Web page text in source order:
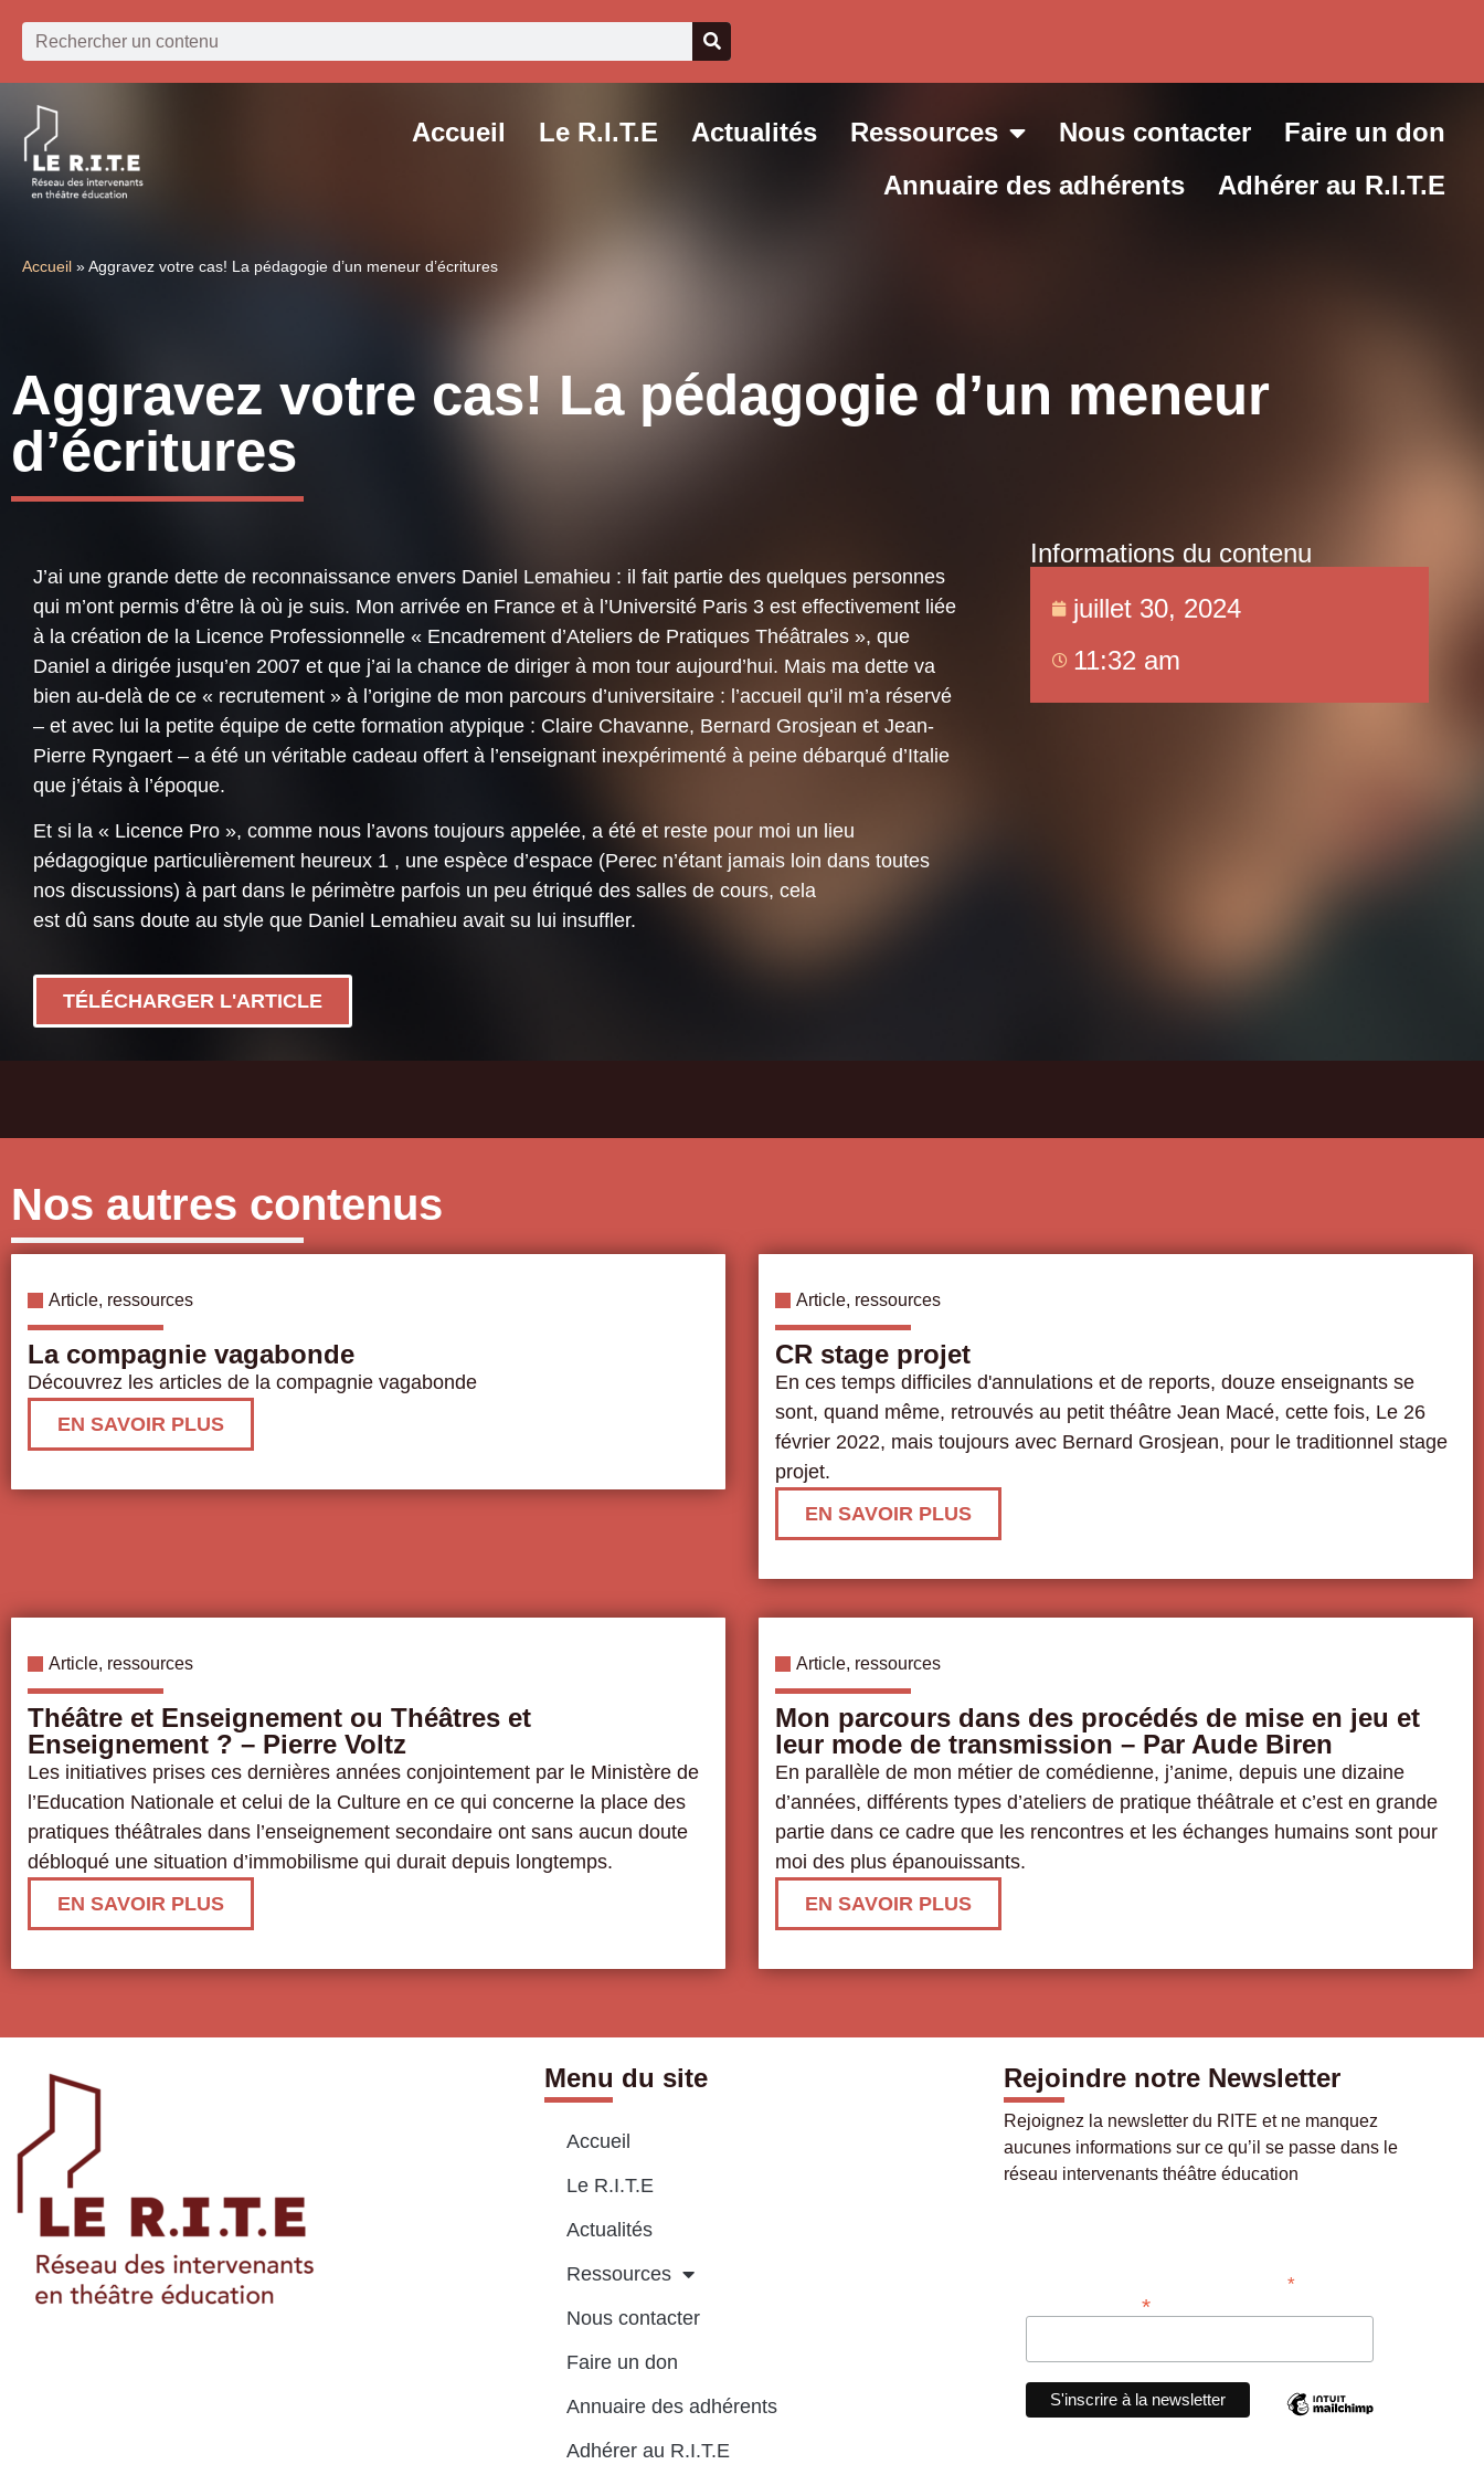
Accueil Le R.I.T.E Actualités Ressources Nous contacter
Faire un don
Annuaire des adhérents
Adhérer au R.I.T.E
Accueil »Aggravez votre cas! La pédagogie d’un meneur d’écritures
Aggravez votre cas! La pédagogie d’un meneur
d’écritures
J’ai une grande dette de reconnaissance envers Daniel Lemahieu : il fait partie des quelques personnes
qui m’ont permis d’être là où je suis. Mon arrivée en France et à l’Université Paris 3 est effectivement liée
à la création de la Licence Professionnelle « Encadrement d’Ateliers de Pratiques Théâtrales », que
Daniel a dirigée jusqu’en 2007 et que j’ai la chance de diriger à mon tour aujourd’hui. Mais ma dette va
bien au-delà de ce « recrutement » à l’origine de mon parcours d’universitaire : l’accueil qu’il m’a réservé
– et avec lui la petite équipe de cette formation atypique : Claire Chavanne, Bernard Grosjean et Jean-
Pierre Ryngaert – a été un véritable cadeau offert à l’enseignant inexpérimenté à peine débarqué d’Italie
que j’étais à l’époque.
Et si la « Licence Pro », comme nous l’avons toujours appelée, a été et reste pour moi un lieu
pédagogique particulièrement heureux 1 , une espèce d’espace (Perec n’étant jamais loin dans toutes
nos discussions) à part dans le périmètre parfois un peu étriqué des salles de cours, cela
est dû sans doute au style que Daniel Lemahieu avait su lui insuffler.
TÉLÉCHARGER L'ARTICLE
Informations du contenu
juillet 30, 2024
11:32 am
Nos autres contenus
Article, ressources
La compagnie vagabonde
Découvrez les articles de la compagnie vagabonde
EN SAVOIR PLUS
Article, ressources
CR stage projet
En ces temps difficiles d'annulations et de reports, douze enseignants se
sont, quand même, retrouvés au petit théâtre Jean Macé, cette fois, Le 26
février 2022, mais toujours avec Bernard Grosjean, pour le traditionnel stage
projet.
EN SAVOIR PLUS
Article, ressources
Théâtre et Enseignement ou Théâtres et
Enseignement ? – Pierre Voltz
Les initiatives prises ces dernières années conjointement par le Ministère de
l’Education Nationale et celui de la Culture en ce qui concerne la place des
pratiques théâtrales dans l’enseignement secondaire ont sans aucun doute
débloqué une situation d’immobilisme qui durait depuis longtemps.
EN SAVOIR PLUS
Article, ressources
Mon parcours dans des procédés de mise en jeu et
leur mode de transmission – Par Aude Biren
En parallèle de mon métier de comédienne, j’anime, depuis une dizaine
d’années, différents types d’ateliers de pratique théâtrale et c’est en grande
partie dans ce cadre que les rencontres et les échanges humains sont pour
moi des plus épanouissants.
EN SAVOIR PLUS
Menu du site
Accueil
Le R.I.T.E
Actualités
Ressources
Nous contacter
Faire un don
Annuaire des adhérents
Adhérer au R.I.T.E
Rejoindre notre Newsletter
Rejoignez la newsletter du RITE et ne manquez
aucunes informations sur ce qu’il se passe dans le
réseau intervenants théâtre éducation
*Champ requis
*